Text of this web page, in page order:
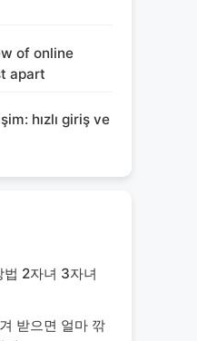
of online
apart
hızlı giriş ve
법 2자녀 3자녀
받으면 얼마 깎